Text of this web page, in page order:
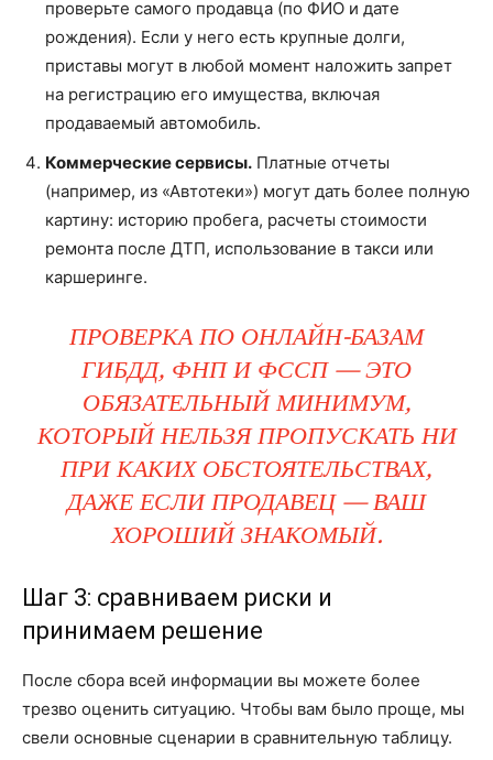
проверьте самого продавца (по ФИО и дате
рождения). Если у него есть крупные долги,
приставы могут в любой момент наложить запрет
на регистрацию его имущества, включая
продаваемый автомобиль.
Коммерческие сервисы. Платные отчеты
(например, из «Автотеки») могут дать более полную
картину: историю пробега, расчеты стоимости
ремонта после ДТП, использование в такси или
каршеринге.
ПРОВЕРКА ПО ОНЛАЙН-БАЗАМ
ГИБДД, ФНП И ФССП — ЭТО
ОБЯЗАТЕЛЬНЫЙ МИНИМУМ,
КОТОРЫЙ НЕЛЬЗЯ ПРОПУСКАТЬ НИ
ПРИ КАКИХ ОБСТОЯТЕЛЬСТВАХ,
ДАЖЕ ЕСЛИ ПРОДАВЕЦ — ВАШ
ХОРОШИЙ ЗНАКОМЫЙ.
Шаг 3: сравниваем риски и
принимаем решение
После сбора всей информации вы можете более
трезво оценить ситуацию. Чтобы вам было проще, мы
свели основные сценарии в сравнительную таблицу.